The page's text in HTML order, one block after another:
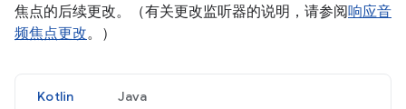
焦点的后续更改。（有关更改监听器的说明，请参阅响应音
频焦点更改。）
Kotlin Java